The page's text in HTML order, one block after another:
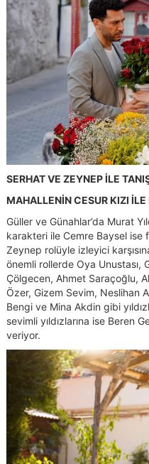
SERHAT VE ZEYNEP İLE
MAHALLENİN CESUR KIZI İLE
Güller ve Günahlar’da Murat
karakteri ile Cemre Baysel ise
Zeynep rolüyle izleyici
önemli rollerde Oya Unustası,
Çölgecen, Ahmet Saraçoğlu,
Özer, Gizem Sevim, Neslihan
Bengi ve Mina Akdin gibi
sevimli yıldızlarına ise Beren
veriyor.